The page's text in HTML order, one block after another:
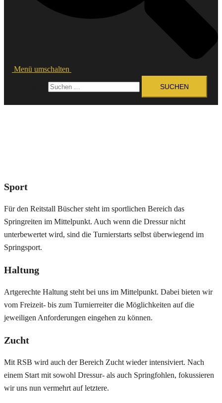
Menü umschalten
Sport
Für den Reitstall Büscher steht im sportlichen Bereich das
Springreiten im Mittelpunkt. Auch wenn die Dressur nicht
unterbewertet wird, sind die Turnierstarts selbst überwiegend im
Springsport.
Haltung
Artgerechte Haltung steht bei uns im Mittelpunkt. Dabei bieten wir
vom Freizeit- bis zum Turnierreiter die Möglichkeiten auf die
jeweiligen Anforderungen eingehen zu können.
Zucht
Mit RSB wird auch der Bereich Zucht wieder intensiviert. Nach
einem Start mit sowohl Dressur- als auch Springfohlen, fokussieren
wir uns nun vermehrt auf letztere.